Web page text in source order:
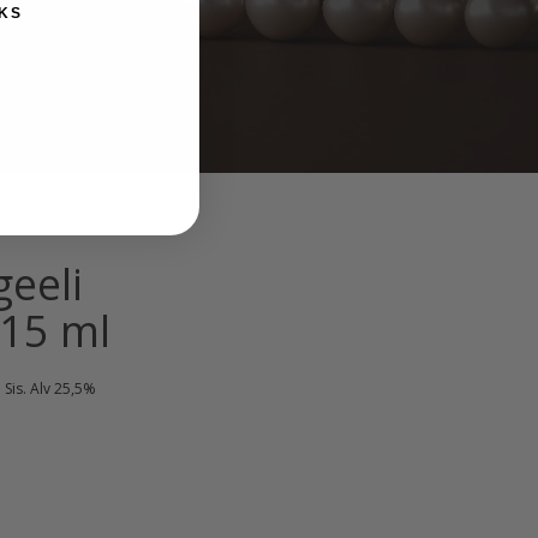
ml
Sis. Alv 25,5%